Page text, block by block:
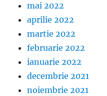
mai 2022
aprilie 2022
martie 2022
februarie 2022
ianuarie 2022
decembrie 2021
noiembrie 2021